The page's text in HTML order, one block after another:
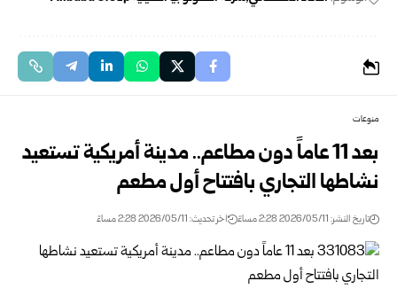
منوعات
بعد 11 عاماً دون مطاعم.. مدينة أمريكية تستعيد
نشاطها التجاري بافتتاح أول مطعم
تاريخ النشر: 2026/05/11 2:28 مساءً اخر تحديث: 2026/05/11 2:28 مساءً